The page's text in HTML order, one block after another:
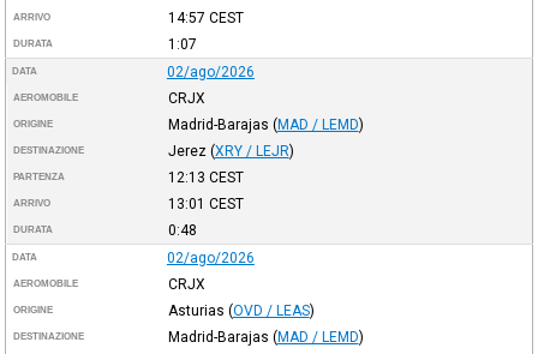
ARRIVO 14:57 CEST
DURATA 1:07
DATA 02/ago/2026
AEROMOBILE CRJX
ORIGINE Madrid-Barajas (MAD / LEMD)
DESTINAZIONE Jerez (XRY / LEJR)
PARTENZA 12:13 CEST
ARRIVO 13:01 CEST
DURATA 0:48
DATA 02/ago/2026
AEROMOBILE CRJX
ORIGINE Asturias (OVD / LEAS)
DESTINAZIONE Madrid-Barajas (MAD / LEMD)